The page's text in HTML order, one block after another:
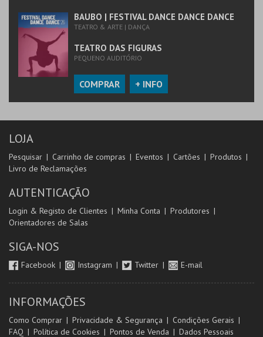
BAUBO | FESTIVAL DANCE DANCE DANCE
TEATRO & ARTE | DANÇA
TEATRO DAS FIGURAS
PEQUENO AUDITÓRIO
COMPRAR + INFO
LOJA
Pesquisar Carrinho de compras Eventos Cartões
Produtos
Livro de Reclamações
AUTENTICAÇÃO
Login & Registo de Clientes Minha Conta
Produtores
Orientadores de Salas
SIGA-NOS
Facebook Instagram Twitter E-mail
INFORMAÇÕES
Como Comprar Privacidade & Segurança
Condições Gerais
FAQ
Política de Cookies Pontos de Venda Dados Pessoais